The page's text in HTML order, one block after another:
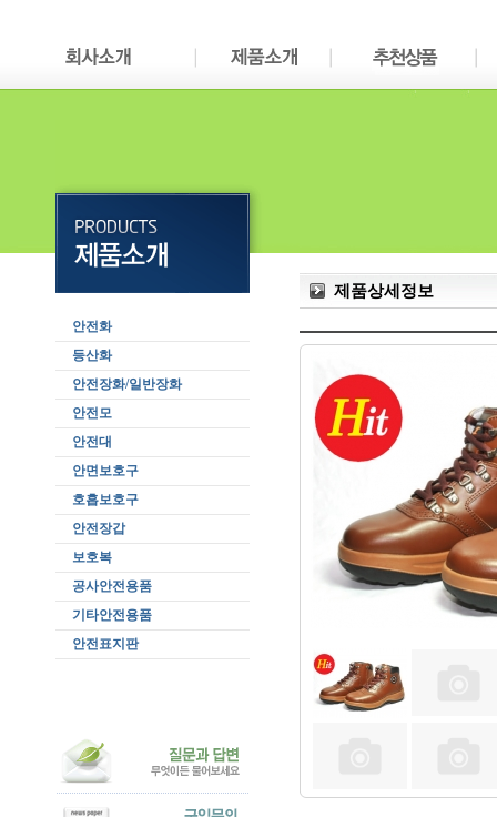
안전화
등산화
안전장화/일반장화
안전모
안전대
안면보호구
호흡보호구
안전장갑
보호복
공사안전용품
기타안전용품
안전표지판
제품상세정보